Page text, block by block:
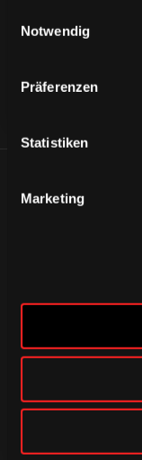
Notwendig
Präferenzen
Statistiken
Marketing
ÄHNLICHE